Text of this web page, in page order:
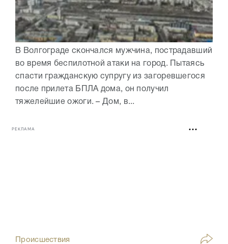
В Волгограде скончался мужчина, пострадавший
во время беспилотной атаки на город. Пытаясь
спасти гражданскую супругу из загоревшегося
после прилета БПЛА дома, он получил
тяжелейшие ожоги. – Дом, в...
РЕКЛАМА
Происшествия